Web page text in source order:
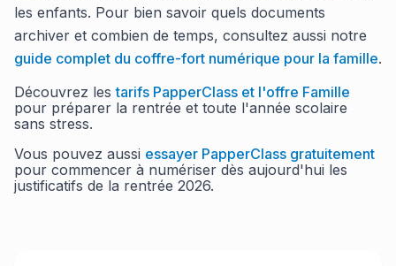
les enfants. Pour bien savoir quels documents
archiver et combien de temps, consultez aussi notre
guide complet du coffre-fort numérique pour la famille.
Découvrez les tarifs PapperClass et l'offre Famille
pour préparer la rentrée et toute l'année scolaire
sans stress.
Vous pouvez aussi essayer PapperClass gratuitement
pour commencer à numériser dès aujourd'hui les
justificatifs de la rentrée 2026.